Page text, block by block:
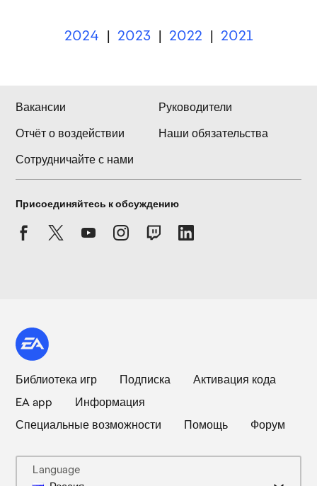
2024 | 2023| 2022 | 2021